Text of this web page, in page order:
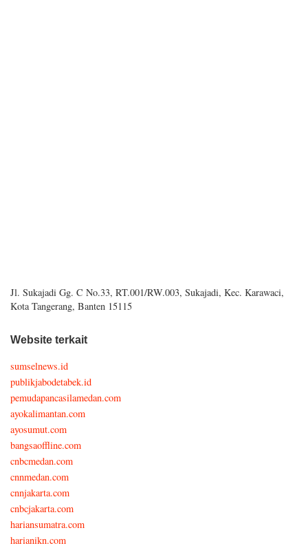
Jl. Sukajadi Gg. C No.33, RT.001/RW.003, Sukajadi, Kec. Karawaci,
Kota Tangerang, Banten 15115
Website terkait
sumselnews.id
publikjabodetabek.id
pemudapancasilamedan.com
ayokalimantan.com
ayosumut.com
bangsaoffline.com
cnbcmedan.com
cnnmedan.com
cnnjakarta.com
cnbcjakarta.com
hariansumatra.com
harianikn.com